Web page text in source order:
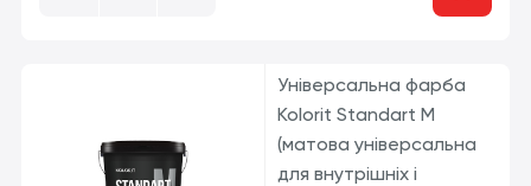
Універсальна фарба
Kolorit Standart M
(матова універсальна
для внутрішніх і